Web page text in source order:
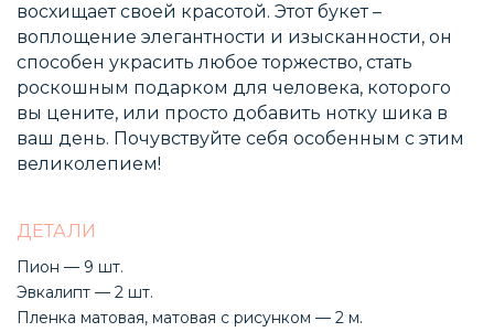
восхищает своей красотой. Этот букет –
воплощение элегантности и изысканности, он
способен украсить любое торжество, стать
роскошным подарком для человека, которого
вы цените, или просто добавить нотку шика в
ваш день. Почувствуйте себя особенным с этим
великолепием!
ДЕТАЛИ
Пион — 9 шт.
Эвкалипт — 2 шт.
Пленка матовая, матовая с рисунком — 2 м.